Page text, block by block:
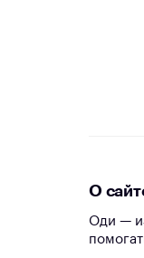
О
Оди —